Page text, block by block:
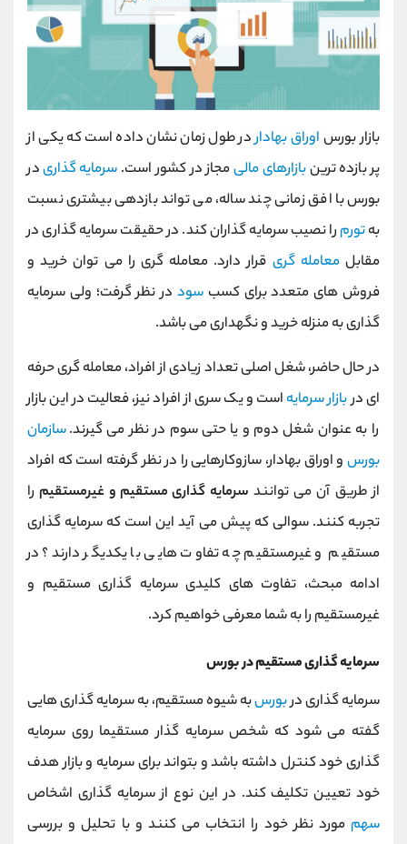
بازار بورس اوراق بهاداردر طول زمان نشان داده است که یکی از
پر بازده ترینبازارهای مالیمجاز در کشور است. سرمایه گذاریدر
بورس با افق زمانی چند ساله، می تواند بازدهی بیشتری نسبت
بهتورم را نصیب سرمایه گذاران کند. در حقیقت سرمایه گذاری در
مقابلمعامله گری قرار دارد. معامله گری را می توان خرید و
فروش های متعدد برای کسب سود در نظر گرفت؛ ولی سرمایه
گذاری به منزله خرید و نگهداری می باشد.
در حال حاضر، شغل اصلی تعداد زیادی از افراد، معامله گری حرفه
ای دربازار سرمایه است و یک سری از افراد نیز، فعالیت در این بازار
را به عنوان شغل دوم و یا حتی سوم در نظر می گیرند.سازمان
بورس و اوراق بهادار، سازوکارهایی را در نظر گرفته است که افراد
از طریق آن می توانند سرمایه گذاری مستقیم و غیرمستقیمرا
تجربه کنند. سوالی که پیش می آید این است که سرمایه گذاری
مستقیم و غیرمستقیم چه تفاوت هایی با یکدیگر دارند؟ در
ادامه مبحث، تفاوت های کلیدی سرمایه گذاری مستقیم و
غیرمستقیم را به شما معرفی خواهیم کرد.
سرمایه گذاری مستقیم در بورس
سرمایه گذاری دربورسبه شیوه مستقیم، به سرمایه گذاری هایی
گفته می شود که شخص سرمایه گذار مستقیما روی سرمایه
گذاری خود کنترل داشته باشد و بتواند برای سرمایه و بازار هدف
خود تعیین تکلیف کند. در این نوع از سرمایه گذاری اشخاص
سهم مورد نظر خود را انتخاب می کنند و با تحلیل و بررسی